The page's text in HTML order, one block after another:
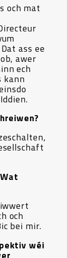
och mat
ass ee
awer
ech
kann
och
bei mir.
wéi